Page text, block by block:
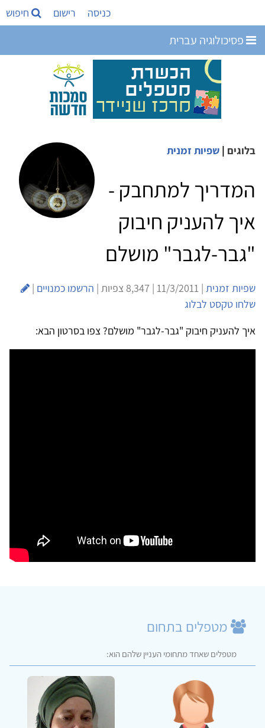
כניסה רישום חיפוש
פסיכולוגיה עברית
בלוגים | שפיות זמנית
המדריך למתחבק -
איך להעניק חיבוק
"גבר-לגבר" מושלם
שפיות זמנית | 11/3/2011 | 8,347 צפיות | הרשמו כמנויים |
שלחו טקסט לבלוג
איך להעניק חיבוק "גבר-לגבר" מושלם? צפו בסרטון הבא:
מטפלים בתחום
מטפלים שאחד מתחומי העניין שלהם הוא: